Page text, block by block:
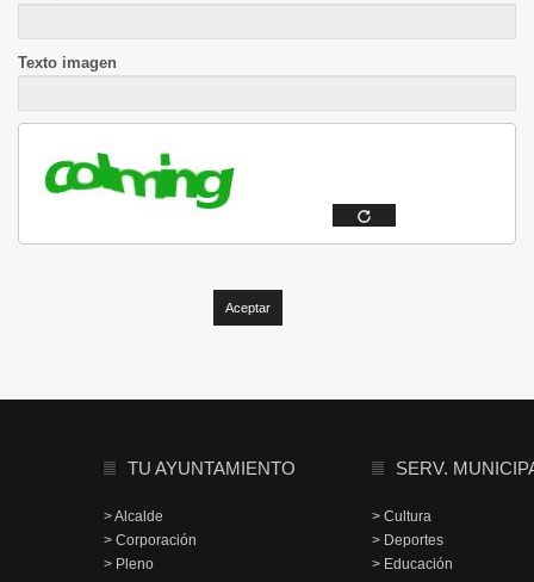
Texto imagen
TU AYUNTAMIENTO
> Alcalde
> Corporación
> Pleno
SERV.
> Cultura
> Deportes
> Educación